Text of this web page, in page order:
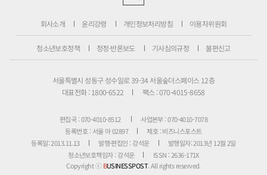
회사소개 윤리강령 개인정보처리방침 이용자위원회
청소년보호정책 정정·반론보도 기사심의규정 불편신고
서울특별시 성동구 성수일로 39-34 서울숲더스페이스 12층
대표전화 : 1800-6522
팩스 : 070-4015-8658
편집국 : 070-4010-8512
사업본부 : 070-4010-7078
등록번호 : 서울 아 02897
제호 : 비즈니스포스트
등록일: 2013.11.13
발행·편집인 : 강석운
발행일자: 2013년 12월 2일
청소년보호책임자 : 강석운
ISSN : 2636-171X
Copyright ⓒBUSINESSPOST. All rights reserved.